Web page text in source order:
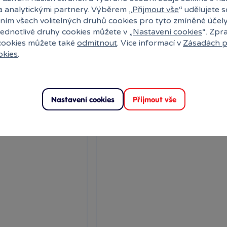
1 590 Kč
Klub:1 559 Kč
Skladem
Ihned:1 poboček Klub:1
analytickými partnery. Výběrem „Přijmout vše“ udělujete
všech volitelných druhů cookies pro tyto zmíněné
druhy cookies můžete v „Nastavení cookies“.
můžete také odmítnout. Více informací v Zásadách
.
Nastavení cookies Přijmout vše